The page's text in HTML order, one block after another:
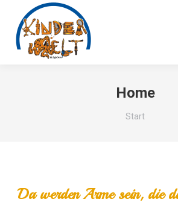
Home
Sie befinden
Start
Da werden Arme sein, die